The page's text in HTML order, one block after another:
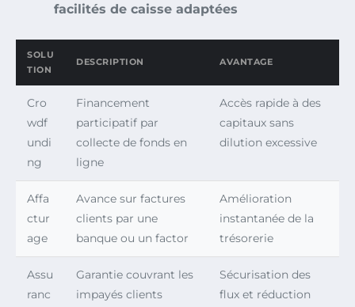
facilités de caisse adaptées
SOLU
TION
DESCRIPTION AVANTAGE
Cro
wdf
undi
ng
Financement
participatif par
collecte de fonds en
ligne
Accès rapide à des
capitaux sans
dilution excessive
Affa
ctur
age
Avance sur factures
clients par une
banque ou un factor
Amélioration
instantanée de la
trésorerie
Assu
ranc
Garantie couvrant les
impayés clients
Sécurisation des
flux et réduction